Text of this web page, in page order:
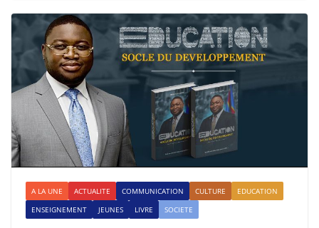
A LA UNE ACTUALITE COMMUNICATION CULTURE
EDUCATION
ENSEIGNEMENT
JEUNES LIVRE SOCIETE